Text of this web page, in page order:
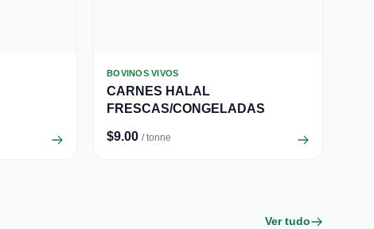
BOVINOS VIVOS
CARNES HALAL
FRESCAS/CONGELADAS
$9.00 / tonne
Ver tudo